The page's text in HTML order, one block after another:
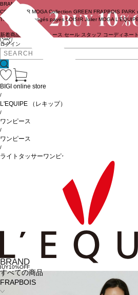
ログイン
BRAND
COUTURIER MOGA Collection GREEN FRAPBOIS PARK
TRISTESSE
congés payés LOISIR Julier MOGA
新着商品 ニュース セール スタッフ コーディネート
BRAND
すべての商品
FRAPBOIS
BIGI online store
/
L'EQUIPE （レキップ）
/
ワンピース
/
ワンピース
/
ライトタッサーワンピース